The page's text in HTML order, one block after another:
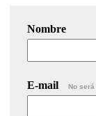
Nombre
E-mail No será